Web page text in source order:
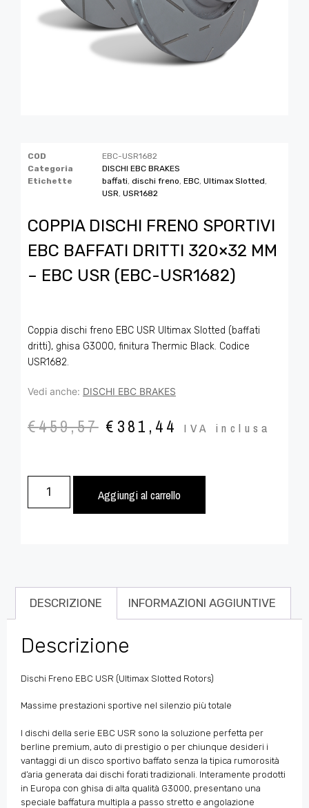
COD
EBC-USR1682
Categoria
DISCHI EBC BRAKES
Etichette
baffati dischi freno EBC Ultimax Slotted
USR USR1682
COPPIA DISCHI FRENO SPORTIVI
EBC BAFFATI DRITTI 320×32 MM
– EBC USR (EBC-USR1682)
Coppia dischi freno EBC USR Ultimax Slotted (baffati
dritti), ghisa G3000, finitura Thermic Black. Codice
USR1682.
Vedi anche: DISCHI EBC BRAKES
€459,57 € 381,44 IVA inclusa
Aggiungi al carrello
DESCRIZIONE INFORMAZIONI AGGIUNTIVE
Descrizione
Dischi Freno EBC USR (Ultimax Slotted Rotors)
Massime prestazioni sportive nel silenzio più totale
I dischi della serie EBC USR sono la soluzione perfetta per
berline premium, auto di prestigio o per chiunque desideri i
vantaggi di un disco sportivo baffato senza la tipica rumorosità
d’aria generata dai dischi forati tradizionali. Interamente prodotti
in Europa con ghisa di alta qualità G3000, presentano una
speciale baffatura multipla a passo stretto e angolazione